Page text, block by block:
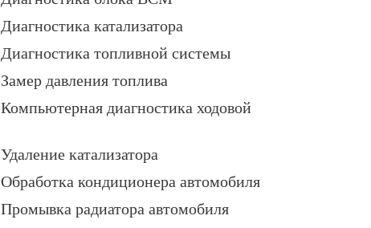
Диагностика катализатора
Диагностика топливной системы
Замер давления топлива
Компьютерная диагностика ходовой
Удаление катализатора
Обработка кондиционера автомобиля
Промывка радиатора автомобиля